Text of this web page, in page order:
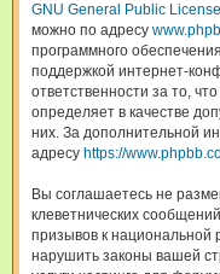
GNU General Public
можно по адресу
программного
поддержкой интернет-
ответственности за то,
определяет в качестве
них. За дополнительной
адресу https://
Вы соглашаетесь не
клеветнических
призывов к национальной
нарушить законы вашей